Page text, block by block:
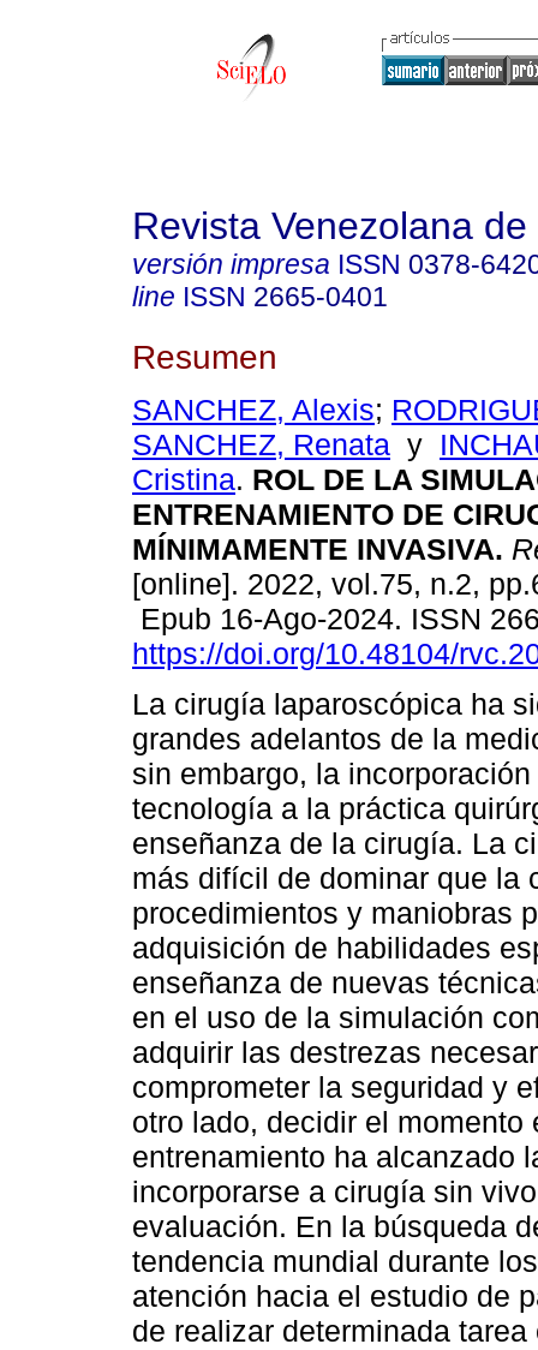
Revista Venezolana
versión impresa ISSN 0378-
line ISSN 2665-0401
Resumen
SANCHEZ, Alexis;
SANCHEZ, Renata y
Cristina. ROL DE LA
ENTRENAMIENTO DE
MÍNIMAMENTE INVASIVA.
[online]. 2022, vol.75, n.2,
Epub 16-Ago-2024. ISSN
https://doi.org/10.48104/
La cirugía laparoscópica ha
grandes adelantos de la
sin embargo, la
tecnología a la práctica
enseñanza de la cirugía. La
más difícil de dominar que la
procedimientos y maniobras
adquisición de habilidades
enseñanza de nuevas
en el uso de la simulación
adquirir las destrezas
comprometer la seguridad y
otro lado, decidir el
entrenamiento ha alcanzado
incorporarse a cirugía sin
evaluación. En la búsqueda
tendencia mundial durante
atención hacia el estudio de
de realizar determinada